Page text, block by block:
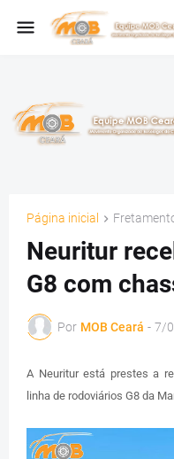
Página inicial
Neuritur
G8 com
Por MOB Ceará - 7/
A Neuritur está prestes a
linha de rodoviários G8 da